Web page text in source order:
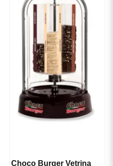
Choco Burger Vetrina